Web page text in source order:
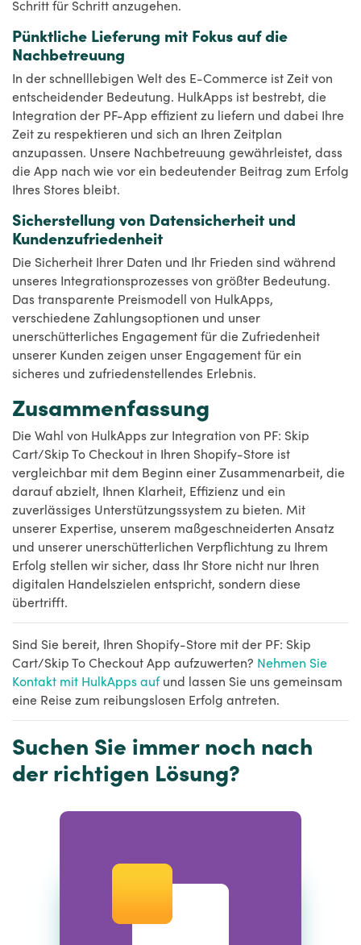
Schritt für Schritt anzugehen.
Pünktliche Lieferung mit Fokus auf die
Nachbetreuung
In der schnelllebigen Welt des E-Commerce ist Zeit von
entscheidender Bedeutung. HulkApps ist bestrebt, die
Integration der PF-App effizient zu liefern und dabei Ihre
Zeit zu respektieren und sich an Ihren Zeitplan
anzupassen. Unsere Nachbetreuung gewährleistet, dass
die App nach wie vor ein bedeutender Beitrag zum Erfolg
Ihres Stores bleibt.
Sicherstellung von Datensicherheit und
Kundenzufriedenheit
Die Sicherheit Ihrer Daten und Ihr Frieden sind während
unseres Integrationsprozesses von größter Bedeutung.
Das transparente Preismodell von HulkApps,
verschiedene Zahlungsoptionen und unser
unerschütterliches Engagement für die Zufriedenheit
unserer Kunden zeigen unser Engagement für ein
sicheres und zufriedenstellendes Erlebnis.
Zusammenfassung
Die Wahl von HulkApps zur Integration von PF: Skip
Cart/Skip To Checkout in Ihren Shopify-Store ist
vergleichbar mit dem Beginn einer Zusammenarbeit, die
darauf abzielt, Ihnen Klarheit, Effizienz und ein
zuverlässiges Unterstützungssystem zu bieten. Mit
unserer Expertise, unserem maßgeschneiderten Ansatz
und unserer unerschütterlichen Verpflichtung zu Ihrem
Erfolg stellen wir sicher, dass Ihr Store nicht nur Ihren
digitalen Handelszielen entspricht, sondern diese
übertrifft.
Sind Sie bereit, Ihren Shopify-Store mit der PF: Skip
Cart/Skip To Checkout App aufzuwerten? Nehmen Sie
Kontakt mit HulkApps aufund lassen Sie uns gemeinsam
eine Reise zum reibungslosen Erfolg antreten.
Suchen Sie immer noch nach
der richtigen Lösung?